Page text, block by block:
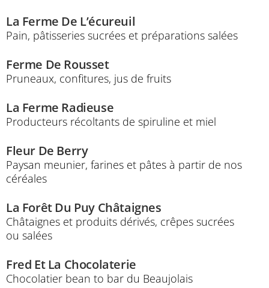
La Ferme De L’écureuil
Pain, pâtisseries sucrées et préparations salées
Ferme De Rousset
Pruneaux, confitures, jus de fruits
La Ferme Radieuse
Producteurs récoltants de spiruline et miel
Fleur De Berry
Paysan meunier, farines et pâtes à partir de nos
céréales
La Forêt Du Puy Châtaignes
Châtaignes et produits dérivés, crêpes sucrées
ou salées
Fred Et La Chocolaterie
Chocolatier bean to bar du Beaujolais